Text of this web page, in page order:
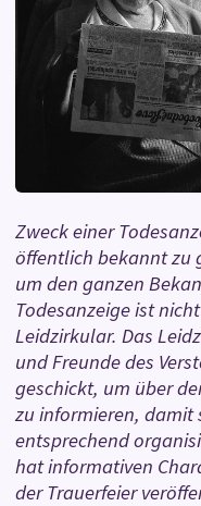
Zweck einer
öffentlich bekannt zu
um den ganzen
Todesanzeige ist
Leidzirkular. Das
und Freunde des
geschickt, um über
zu informieren, damit
entsprechend
hat informativen
der Trauerfeier